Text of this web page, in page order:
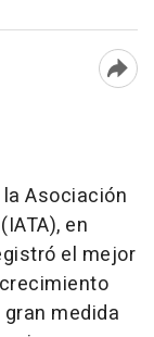
Asociación
en
el mejor
medida